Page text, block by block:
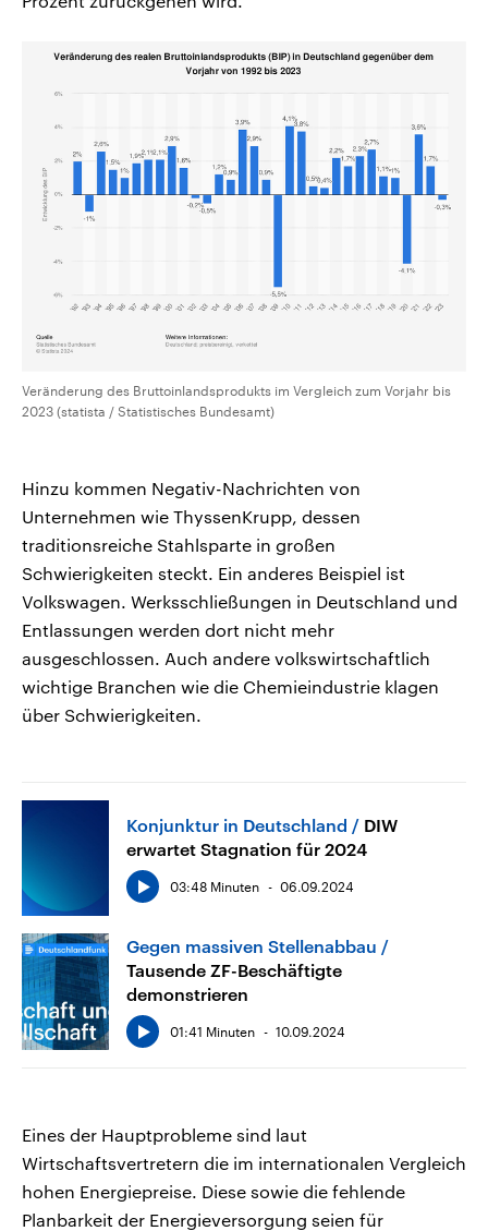
Veränderung des Bruttoinlandsprodukts im Vergleich zum Vorjahr bis
2023 (statista / Statistisches Bundesamt)
Hinzu kommen Negativ-Nachrichten von
Unternehmen wie ThyssenKrupp, dessen
traditionsreiche Stahlsparte in großen
Schwierigkeiten steckt. Ein anderes Beispiel ist
Volkswagen. Werksschließungen in Deutschland und
Entlassungen werden dort nicht mehr
ausgeschlossen. Auch andere volkswirtschaftlich
wichtige Branchen wie die Chemieindustrie klagen
über Schwierigkeiten.
Konjunktur in Deutschland
DIW
erwartet Stagnation für 2024
03:48 Minuten 06.09.2024
Gegen massiven Stellenabbau
Tausende ZF-Beschäftigte
demonstrieren
01:41 Minuten 10.09.2024
Eines der Hauptprobleme sind laut
Wirtschaftsvertretern die im internationalen Vergleich
hohen Energiepreise. Diese sowie die fehlende
Planbarkeit der Energieversorgung seien für